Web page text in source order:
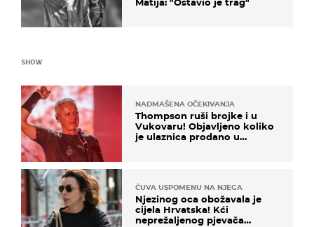
SHOW
NADMAŠENA OČEKIVANJA
Thompson ruši brojke i u
Vukovaru! Objavljeno koliko
je ulaznica prodano u
ČUVA USPOMENU NA NJEGA
Njezinog oca obožavala je
cijela Hrvatska! Kći
neprežaljenog pjevača